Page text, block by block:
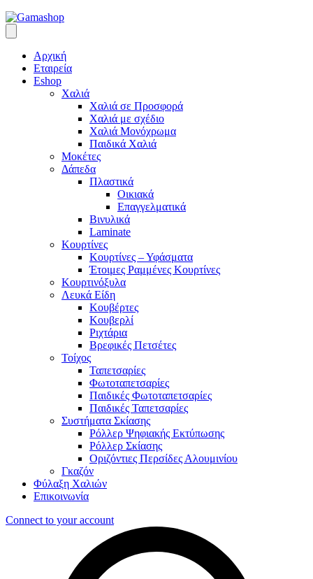
Αρχική
Εταιρεία
Eshop
Χαλιά
Χαλιά σε Προσφορά
Χαλιά με σχέδιο
Χαλιά Μονόχρωμα
Παιδικά Χαλιά
Μοκέτες
Δάπεδα
Πλαστικά
Οικιακά
Επαγγελματικά
Βινυλικά
Laminate
Κουρτίνες
Κουρτίνες – Υφάσματα
Έτοιμες Ραμμένες Κουρτίνες
Κουρτινόξυλα
Λευκά Είδη
Κουβέρτες
Κουβερλί
Ριχτάρια
Βρεφικές Πετσέτες
Τοίχος
Ταπετσαρίες
Φωτοταπετσαρίες
Παιδικές Φωτοταπετσαρίες
Παιδικές Ταπετσαρίες
Συστήματα Σκίασης
Ρόλλερ Ψηφιακής Εκτύπωσης
Ρόλλερ Σκίασης
Οριζόντιες Περσίδες Αλουμινίου
Γκαζόν
Φύλαξη Χαλιών
Επικοινωνία
Connect to your account